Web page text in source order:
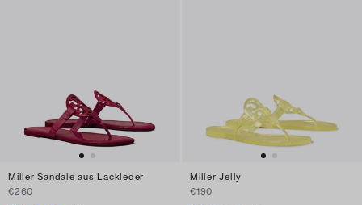
Miller Sandale aus Lackleder
€260
Miller Jelly
€190